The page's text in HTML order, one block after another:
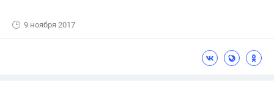
9 ноября 2017